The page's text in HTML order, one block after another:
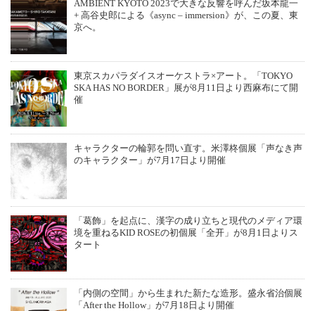
AMBIENT KYOTO 2023で大きな反響を呼んだ坂本龍一
+ 高谷史郎による《async – immersion》が、この夏、東
京へ。
東京スカパラダイスオーケストラ×アート。「TOKYO
SKA HAS NO BORDER」展が8月11日より西麻布にて開
催
キャラクターの輪郭を問い直す。米澤柊個展「声なき声
のキャラクター」が7月17日より開催
「葛飾」を起点に、漢字の成り立ちと現代のメディア環
境を重ねるKID ROSEの初個展「全开」が8月1日よりス
タート
「内側の空間」から生まれた新たな造形。盛永省治個展
「After the Hollow」が7月18日より開催